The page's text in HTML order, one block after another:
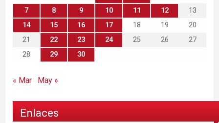
7
8 9 10 11 12
13
14
15 16 17 18 19
20
21
22 23 24 25 26
27
28
29 30
« Mar May »
Enlaces